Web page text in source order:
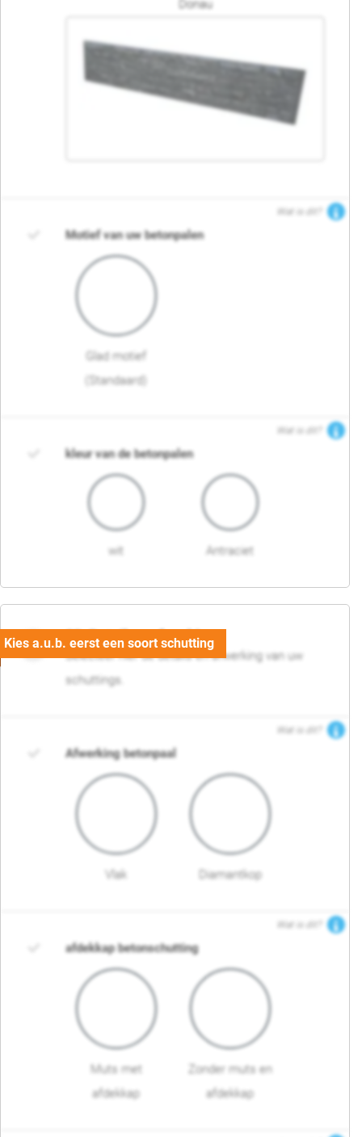
Donau
Wat is dit?
Motief van uw betonpalen
Glad motief
(Standaard)
Wat is dit?
kleur van de betonpalen
wit Antraciet
03. Detail en afwerking
Selecteer hier de details en afwerking van uw
schuttings.
Wat is dit?
Afwerking betonpaal
Vlak Diamantkop
Wat is dit?
afdekkap betonschutting
Muts met
afdekkap
Zonder muts en
afdekkap